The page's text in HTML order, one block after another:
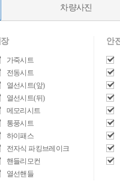
차량사진
가죽시트
전동시트
열선시트(앞)
열선시트(뒤)
메모리시트
통풍시트
하이패스
전자식 파킹브레이크
핸들리모컨
열선핸들
안